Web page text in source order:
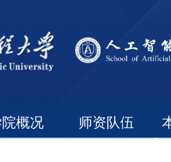
概况 师资队伍